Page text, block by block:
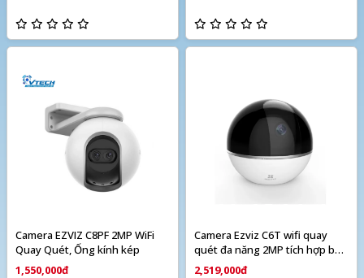
Camera EZVIZ C8PF 2MP WiFi
Quay Quét, Ống kính kép
1,550,000đ
Camera Ezviz C6T wifi quay
quét đa năng 2MP tích hợp báo
động
2,519,000đ